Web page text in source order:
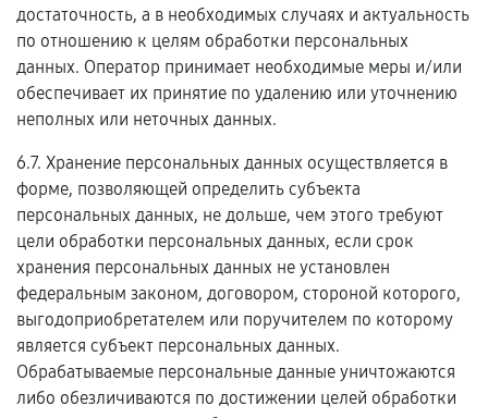
достаточность, а в необходимых случаях и актуальность
по отношению к целям обработки персональных
данных. Оператор принимает необходимые меры и/или
обеспечивает их принятие по удалению или уточнению
неполных или неточных данных.
6.7. Хранение персональных данных осуществляется в
форме, позволяющей определить субъекта
персональных данных, не дольше, чем этого требуют
цели обработки персональных данных, если срок
хранения персональных данных не установлен
федеральным законом, договором, стороной которого,
выгодоприобретателем или поручителем по которому
является субъект персональных данных.
Обрабатываемые персональные данные уничтожаются
либо обезличиваются по достижении целей обработки